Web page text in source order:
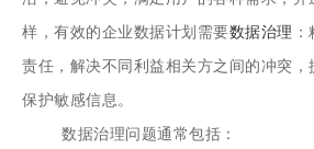
社区
关于亿信
400-0011-866
样，有效的企业数据计划需要数据治理
责任，解决不同利益相关方之间的冲突，
保护敏感信息。
数据治理问题通常包括：